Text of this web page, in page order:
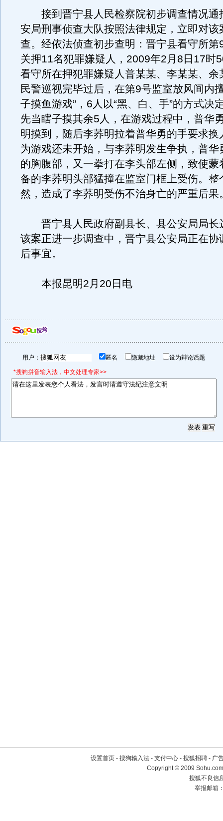
接到晋宁县人民检察院初步调查情况通
安局刑事侦查大队按照法律规定，立即对该
查。经依法侦查初步查明：晋宁县看守所第
关押11名犯罪嫌疑人，2009年2月8日17时
看守所在押犯罪嫌疑人普某某、李某某、余
民警巡视完毕过后，在第9号监室放风间内
子摸鱼游戏”，6人以“黑、白、手”的方式决
先当瞎子摸其余5人，在游戏过程中，普华
明摸到，随后李荞明拉着普华勇的手要求换
为游戏还未开始，与李荞明发生争执，普华
的胸腹部，又一拳打在李头部左侧，致使蒙
备的李荞明头部猛撞在监室门框上受伤。整
然，造成了李荞明受伤不治身亡的严重后果
晋宁县人民政府副县长、县公安局局长
该案正进一步调查中，晋宁县公安局正在协
后事宜。
本报昆明2月20日电
用户： 匿名 隐藏地址 设为辩论话题
*搜狗拼音输入法，中文处理专家>>
设置首页 - 搜狗输入法 - 支付中心 - 搜狐招聘 - 广
Copyright © 2009
搜狐不良信
举报邮箱